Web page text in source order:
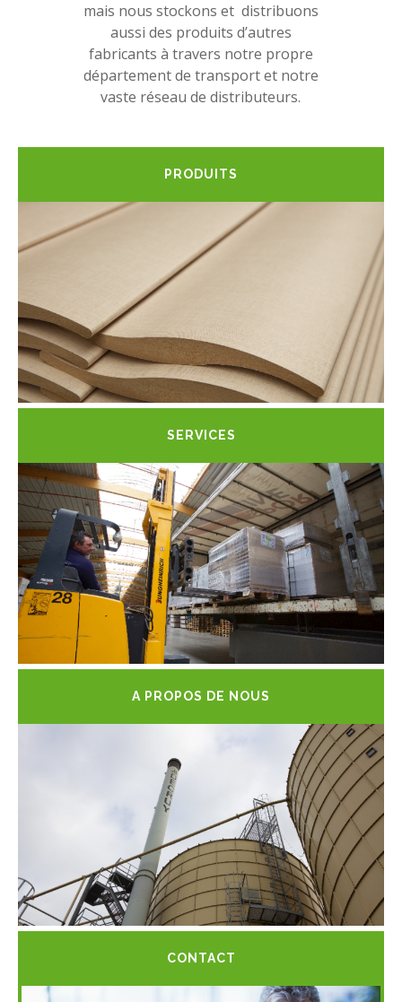
mais nous stockons et distribuons
aussi des produits d’autres
fabricants à travers notre propre
département de transport et notre
vaste réseau de distributeurs.
PRODUITS
SERVICES
A PROPOS DE NOUS
CONTACT